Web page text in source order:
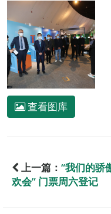
查看图库
上一篇： “我们的骄
欢会” 门票周六登记